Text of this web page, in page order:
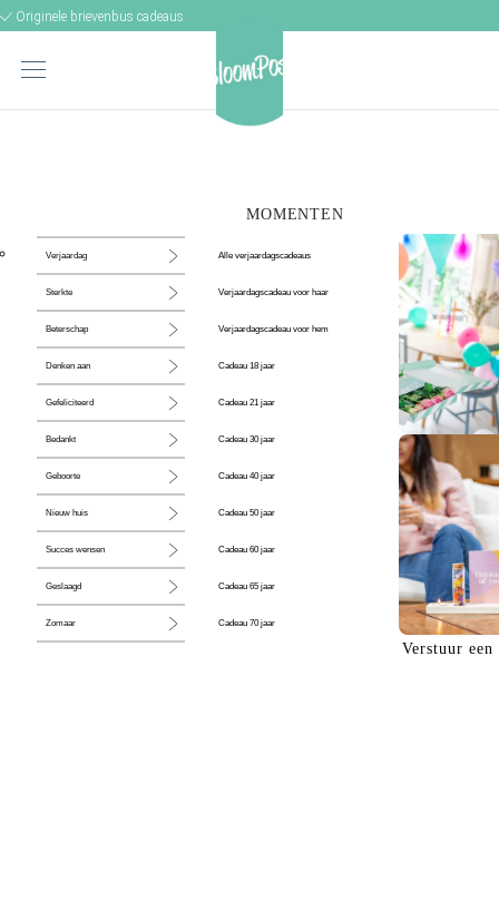
Originele brievenbus cadeaus
MOMENTEN
Verjaardag
Sterkte
Beterschap
Denken aan
Gefeliciteerd
Bedankt
Geboorte
Nieuw huis
Succes wensen
Geslaagd
Zomaar
Alle verjaardagscadeaus
Verjaardagscadeau voor haar
Verjaardagscadeau voor hem
Cadeau 18 jaar
Cadeau 21 jaar
Cadeau 30 jaar
Cadeau 40 jaar
Cadeau 50 jaar
Cadeau 60 jaar
Cadeau 65 jaar
Cadeau 70 jaar
De perfecte
Verstuur een